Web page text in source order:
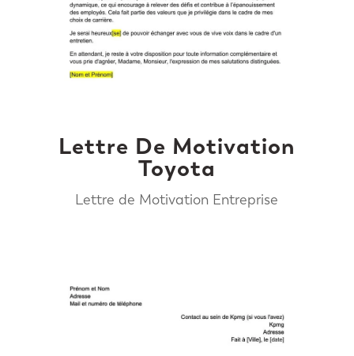
Lettre De Motivation
Toyota
Lettre de Motivation Entreprise